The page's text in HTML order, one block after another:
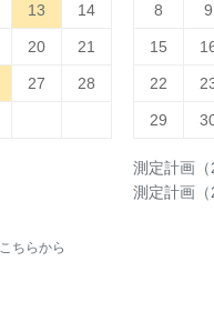
13 14
20 21
27 28
8 9
15
22
29
測定計画（
測定計画（
ちらから